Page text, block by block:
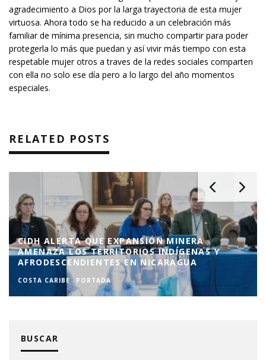
agradecimiento a Dios por la larga trayectoria de esta mujer
virtuosa. Ahora todo se ha reducido a un celebración más
familiar de mínima presencia, sin mucho compartir para poder
protegerla lo más que puedan y así vivir más tiempo con esta
respetable mujer otros a traves de la redes sociales comparten
con ella no solo ese día pero a lo largo del año momentos
especiales.
RELATED POSTS
EL BLUFF CELEBRA A LA VIRGEN DEL CARMEN
CON BAUTIZOS Y CONFIRMACIONES
COSTA CARIBE PORTADA
BUSCAR